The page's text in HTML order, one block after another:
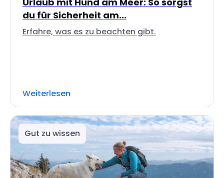
du für Sicherheit am...
Erfahre, was es zu beachten gibt.
Weiterlesen
Gut zu wissen